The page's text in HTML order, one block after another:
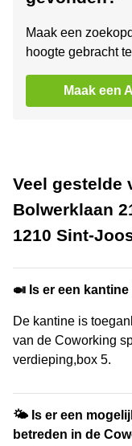
Maak een
hoogte gebracht
Maak een
Veel gestelde
Bolwerklaan
1210 Sint-
🍛 Is er een
De kantine is
van de Coworking
verdieping,box 5.
🌤 Is er een
betreden in de